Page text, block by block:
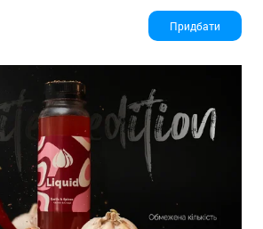
Придбати